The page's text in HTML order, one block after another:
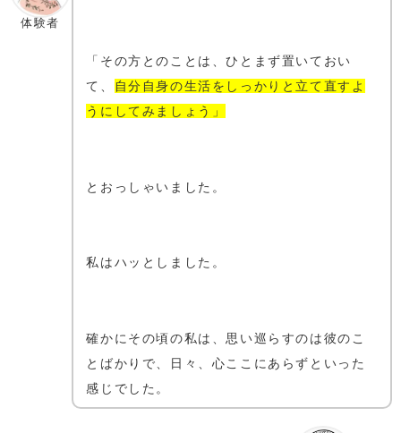
体験者
「その方とのことは、ひとまず置いておい
て、
自分自身の生活をしっかりと立て直すよ
うにしてみましょう」
とおっしゃいました。
私はハッとしました。
確かにその頃の私は、思い巡らすのは彼のこ
とばかりで、日々、心ここにあらずといった
感じでした。